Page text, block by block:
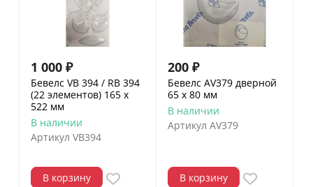
1 000 ₽
Бевелс VB 394 / RB 394
(22 элементов) 165 х
522 мм
В наличии
Артикул VB394
В корзину
200 ₽
Бевелс AV379 дверной
65 х 80 мм
В наличии
Артикул AV379
В корзину